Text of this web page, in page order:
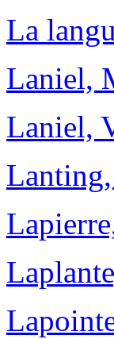
La
Laniel,
Laniel,